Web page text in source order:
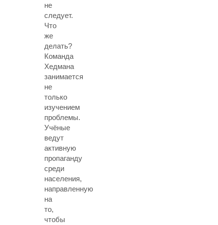
не
следует.
Что
же
делать?
Команда
Хедмана
занимается
не
только
изучением
проблемы.
Учёные
ведут
активную
пропаганду
среди
населения,
направленную
на
то,
чтобы